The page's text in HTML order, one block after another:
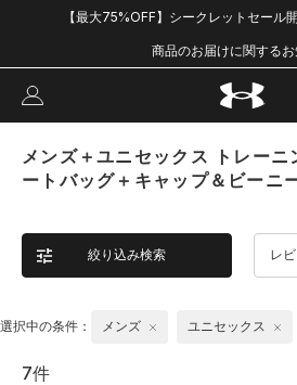
【最大75%OFF】シークレットセール
商品のお届けに関する
メンズ＋ユニセックス トレーニ
ートバッグ＋キャップ＆ビーニ
絞り込み検索 レ
選択中の条件： メンズ ユニセックス
7件